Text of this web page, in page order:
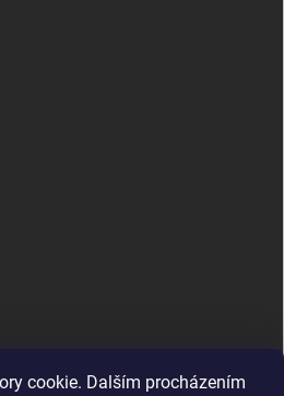
cookie. Dalším procházením